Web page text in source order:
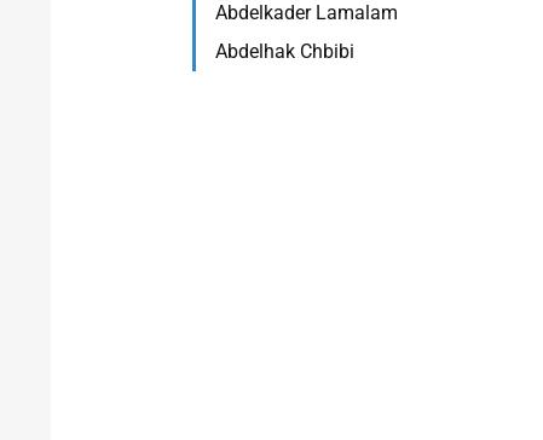
Abdelkader Lamalam
Abdelhak Chbibi